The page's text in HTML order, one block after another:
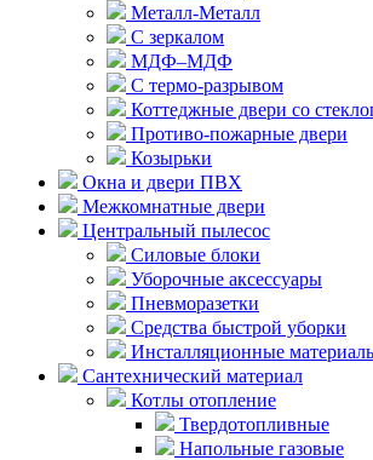
Металл-Металл
С зеркалом
МДФ–МДФ
С термо-разрывом
Коттеджные двери со
Противо-пожарные двери
Козырьки
Окна и двери ПВХ
Межкомнатные двери
Центральный пылесос
Силовые блоки
Уборочные аксессуары
Пневморазетки
Средства быстрой уборки
Инсталляционные
Сантехнический материал
Котлы отопление
Твердотопливные
Напольные газовые